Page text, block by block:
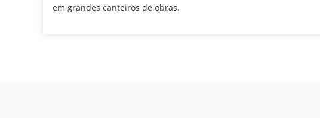
em grandes canteiros de obras.